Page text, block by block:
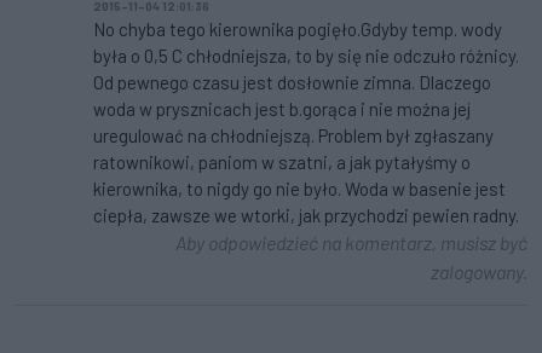
2015-11-04 12:01:36
No chyba tego kierownika pogięło.Gdyby temp. wody
była o 0,5 C chłodniejsza, to by się nie odczuło różnicy.
Od pewnego czasu jest dosłownie zimna. Dlaczego
woda w prysznicach jest b.gorąca i nie można jej
uregulować na chłodniejszą. Problem był zgłaszany
ratownikowi, paniom w szatni, a jak pytałyśmy o
kierownika, to nigdy go nie było. Woda w basenie jest
ciepła, zawsze we wtorki, jak przychodzi pewien radny.
Aby odpowiedzieć na komentarz, musisz być
zalogowany.